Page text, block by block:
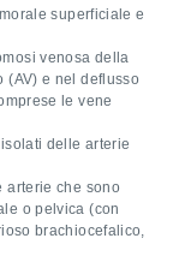
superficiale e
venosa della
(AV) e nel deflusso
le vene
delle arterie
arterie che sono
o pelvica (con
brachiocefalico,